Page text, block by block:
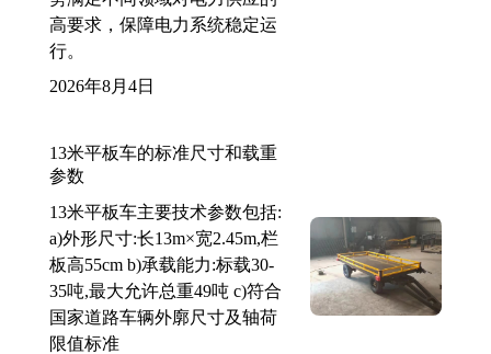
高要求，保障电力系统稳定运
行。
2026年8月4日
13米平板车的标准尺寸和载重
参数
13米平板车主要技术参数包括:
a)外形尺寸:长13m×宽2.45m,栏
板高55cm b)承载能力:标载30-
35吨,最大允许总重49吨 c)符合
国家道路车辆外廓尺寸及轴荷
限值标准